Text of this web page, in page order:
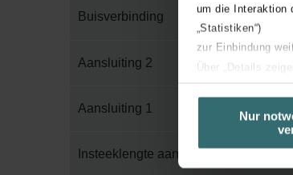
um die Interaktion
„Statistiken“)
zur Einbindung
Über „Details
unserer Website
basierend auf
Nur
Buisverbinding
Aansluiting 2
Aansluiting 1
Insteeklengte aansluiting 1